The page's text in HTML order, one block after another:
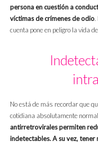
persona en cuestión a
víctimas de crímenes de odio.
cuenta pone en peligro la vida
No está de más recordar que
cotidiana absolutamente
antirretrovirales permiten
indetectables. A su vez,